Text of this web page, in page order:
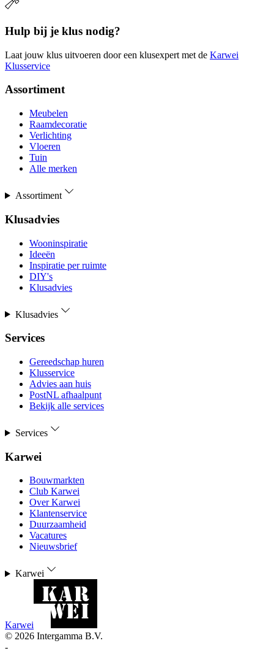
Hulp bij je klus nodig?
Laat jouw klus uitvoeren door een klusexpert met de Karwei
Klusservice
Assortiment
Meubelen
Raamdecoratie
Verlichting
Vloeren
Tuin
Alle merken
Assortiment
Klusadvies
Wooninspiratie
Ideeën
Inspiratie per ruimte
DIY's
Klusadvies
Klusadvies
Services
Gereedschap huren
Klusservice
Advies aan huis
PostNL afhaalpunt
Bekijk alle services
Services
Karwei
Bouwmarkten
Club Karwei
Over Karwei
Klantenservice
Duurzaamheid
Vacatures
Nieuwsbrief
Karwei
Karwei
© 2026 Intergamma B.V.
-